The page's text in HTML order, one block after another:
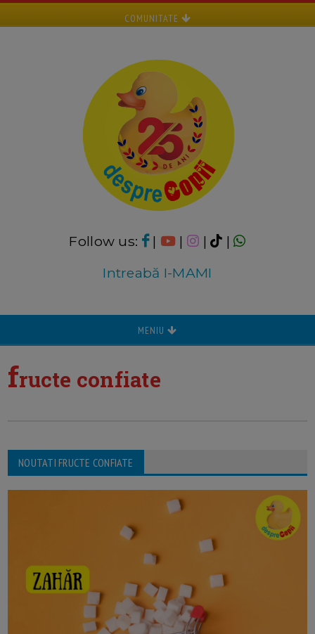
COMUNITATE
Follow us: | | |
|
Intreabă I-MAMI
MENIU
fructe confiate
NOUTATI FRUCTE CONFIATE